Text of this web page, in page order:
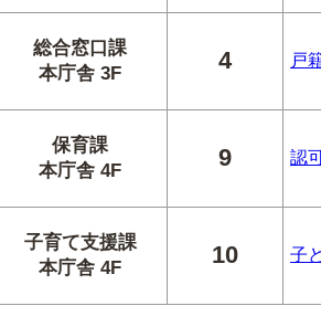
総合窓口課
本庁舎 3F
4 戸
保育課
本庁舎 4F
9 認
子育て支援課
本庁舎 4F
10 子